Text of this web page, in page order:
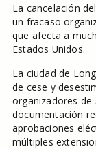
La cancelación
un fracaso
que afecta a
Estados Unidos.
La ciudad de
de cese y
organizadores de
documentación
aprobaciones
múltiples